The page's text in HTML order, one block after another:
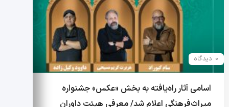
0 دیدگاه
اسامی آثار راه‌یافته به بخش «عکس» جشنواره
میراث‌فرهنگی اعلام شد/ معرفی هیئت داوران